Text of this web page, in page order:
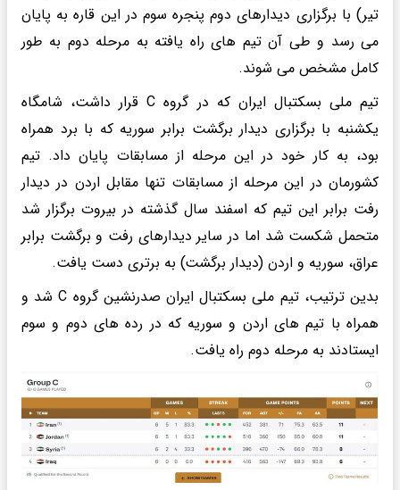
تیر) با برگزاری دیدارهای دوم پنجره سوم در این قاره به پایان
می رسد و طی آن تیم های راه یافته به مرحله دوم به طور
کامل مشخص می شوند.
تیم ملی بسکتبال ایران که در گروه C قرار داشت، شامگاه
یکشنبه با برگزاری دیدار برگشت برابر سوریه که با برد همراه
بود، به کار خود در این مرحله از مسابقات پایان داد. تیم
کشورمان در این مرحله از مسابقات تنها مقابل اردن در دیدار
رفت برابر این تیم که اسفند سال گذشته در بیروت برگزار شد
متحمل شکست شد اما در سایر دیدارهای رفت و برگشت برابر
عراق، سوریه و اردن (دیدار برگشت) به برتری دست یافت.
بدین ترتیب، تیم ملی بسکتبال ایران صدرنشین گروه C شد و
همراه با تیم های اردن و سوریه که در رده های دوم و سوم
ایستادند به مرحله دوم راه یافت.